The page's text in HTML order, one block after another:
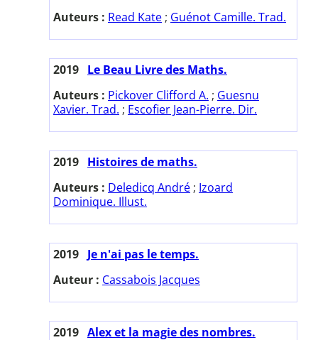
Auteurs : Read Kate ; Guénot Camille. Trad.
2019 Le Beau Livre des Maths.
Auteurs : Pickover Clifford A. ; Guesnu
Xavier. Trad. ; Escofier Jean-Pierre. Dir.
2019 Histoires de maths.
Auteurs : Deledicq André ; Izoard
Dominique. Illust.
2019 Je n'ai pas le temps.
Auteur : Cassabois Jacques
2019 Alex et la magie des nombres.